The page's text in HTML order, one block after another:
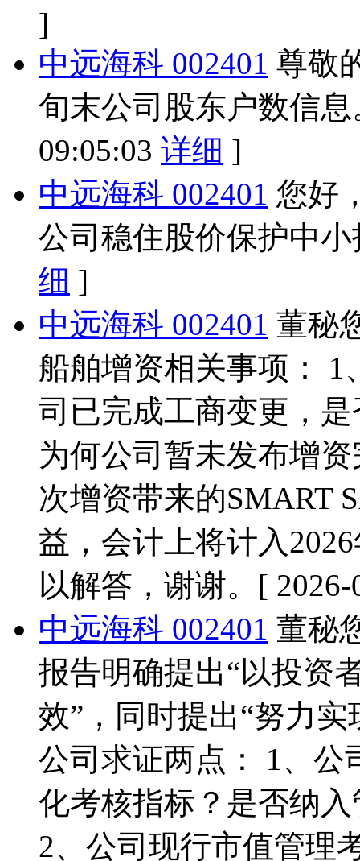
]
中远海科 002401 尊敬
旬末公司股东户数信
09:05:03 详细 ]
中远海科 002401 您好
公司稳住股价保护中
细 ]
中远海科 002401 董秘
船舶增资相关事项：
司已完成工商变更，
为何公司暂未发布增
次增资带来的SMART
益，会计上将计入
以解答，谢谢。 [
中远海科 002401 董秘
报告明确提出“以投资
效”，同时提出“努力
公司求证两点： 1、公
化考核指标？是否纳
2、公司现行市值管理